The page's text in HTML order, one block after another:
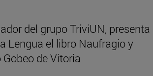
del grupo TriviUN, presenta
Lengua el libro Naufragio y
de Vitoria